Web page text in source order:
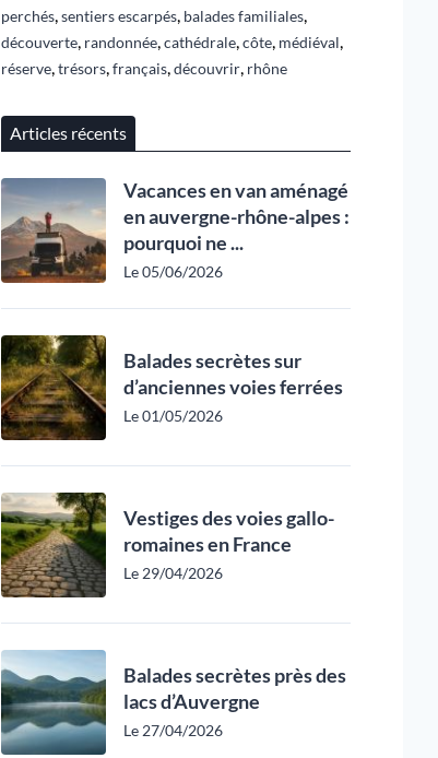
perchés,sentiers escarpés, balades familiales,
découverte, randonnée,cathédrale,côte, médiéval,
réserve,trésors,français,découvrir, rhône
Articles récents
Vacances en van aménagé
en auvergne-rhône-alpes :
pourquoi ne ...
Le 05/06/2026
Balades secrètes sur
d’anciennes voies ferrées
Le 01/05/2026
Vestiges des voies gallo-
romaines en France
Le 29/04/2026
Balades secrètes près des
lacs d’Auvergne
Le 27/04/2026